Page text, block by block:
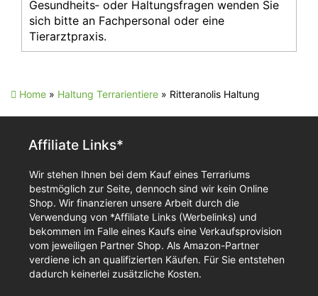
Gesundheits‑ oder Haltungsfragen wenden Sie
sich bitte an Fachpersonal oder eine
Tierarztpraxis.
Home » Haltung Terrarientiere » Ritteranolis Haltung
Affiliate Links*
Wir stehen Ihnen bei dem Kauf eines Terrariums
bestmöglich zur Seite, dennoch sind wir kein Online
Shop. Wir finanzieren unsere Arbeit durch die
Verwendung von *Affiliate Links (Werbelinks) und
bekommen im Falle eines Kaufs eine Verkaufsprovision
vom jeweiligen Partner Shop. Als Amazon-Partner
verdiene ich an qualifizierten Käufen. Für Sie entstehen
dadurch keinerlei zusätzliche Kosten.